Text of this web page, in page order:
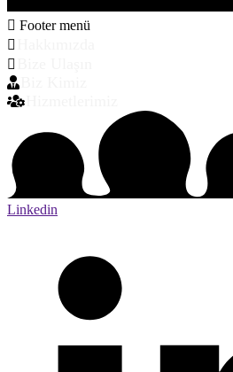
Footer menü
Linkedin